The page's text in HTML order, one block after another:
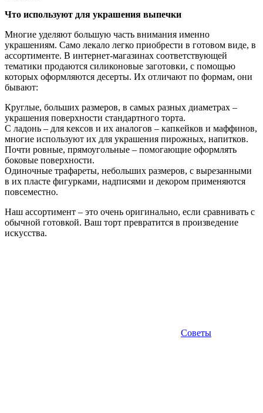
Что используют для украшения выпечки
Многие уделяют большую часть внимания именно
украшениям. Само лекало легко приобрести в готовом виде, в
ассортименте. В интернет-магазинах соответствующей
тематики продаются силиконовые заготовки, с помощью
которых оформляются десерты. Их отличают по формам, они
бывают:
Круглые, больших размеров, в самых разных диаметрах –
украшения поверхности стандартного торта.
С ладонь – для кексов и их аналогов – капкейков и маффинов,
многие используют их для украшения пирожных, напитков.
Почти ровные, прямоугольные – помогающие оформлять
боковые поверхности.
Одиночные трафареты, небольших размеров, с вырезанными
в их пласте фигурками, надписями и декором применяются
повсеместно.
Наш ассортимент – это очень оригинально, если сравнивать с
обычной готовкой. Ваш торт превратится в произведение
искусства.
Советы